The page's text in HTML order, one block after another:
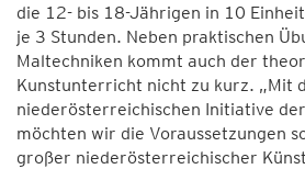
die 12- bis 18-Jährigen in 10
je 3 Stunden. Neben praktischen
Maltechniken kommt auch der
Kunstunterricht nicht zu kurz. „Mit
niederösterreichischen Initiative
möchten wir die Voraussetzungen
großer niederösterreichischer